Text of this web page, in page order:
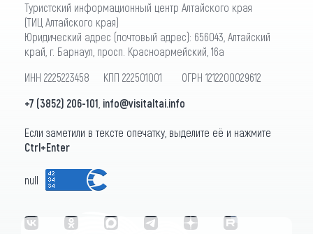
Туристский информационный центр Алтайского края
(ТИЦ Алтайского края)
Юридический адрес (почтовый адрес): 656043, Алтайский
край, г. Барнаул, просп. Красноармейский, 16а
ИНН 2225223458 КПП 222501001 ОГРН 1212200029612
+7 (3852) 206-101 info@visitaltai.info
Если заметили в тексте опечатку, выделите её и нажмите
Ctrl+Enter
null